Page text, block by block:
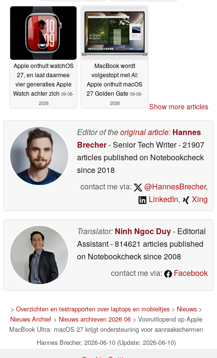
sociale media door
kinderen
09-06-2026
09-06-2026
Apple onthult watchOS
27, en laat daarmee
vier generaties Apple
Watch achter zich 09-06-
2026
MacBook wordt
volgestopt met AI:
Apple onthult macOS
27 Golden Gate 09-06-
2026
Show more articles
Editor of theoriginal article: Hannes
Brecher- Senior Tech Writer- 21907
articles published on Notebookcheck
since 2018
contact me via:
@HannesBrecher,
LinkedIn, Xing
Translator: Ninh Ngoc Duy- Editorial
Assistant- 814621 articles published
on Notebookchecksince 2008
contact me via:
Facebook
> Overzichten en testrapporten over laptops en mobieltjes> Nieuws>
Nieuws Archief> Nieuws archieven 2026 06> Vooruitlopend op Apple
MacBook Ultra: macOS 27 krijgt ondersteuning voor aanraakschermen
Hannes Brecher, 2026-06-10 (Update: 2026-06-10)